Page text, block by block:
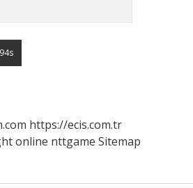
https://ecis.com.tr
online nttgame Sitemap